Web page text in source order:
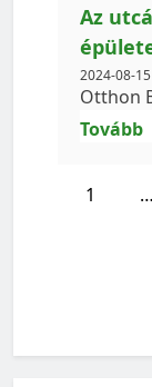
Az
2024-08-15
Otthon
Tovább
1 …